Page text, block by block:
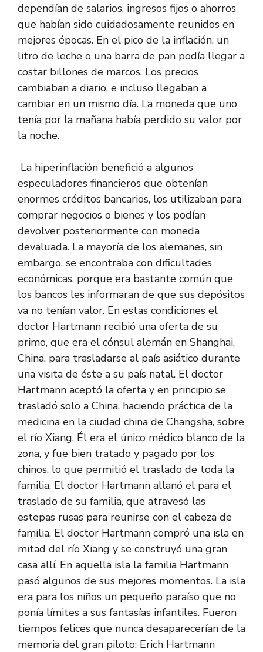
dependían de salarios, ingresos fijos o ahorros
que habían sido cuidadosamente reunidos en
mejores épocas. En el pico de la inflación, un
litro de leche o una barra de pan podía llegar a
costar billones de marcos. Los precios
cambiaban a diario, e incluso llegaban a
cambiar en un mismo día. La moneda que uno
tenía por la mañana había perdido su valor por
la noche.
La hiperinflación benefició a algunos
especuladores financieros que obtenían
enormes créditos bancarios, los utilizaban para
comprar negocios o bienes y los podían
devolver posteriormente con moneda
devaluada. La mayoría de los alemanes, sin
embargo, se encontraba con dificultades
económicas, porque era bastante común que
los bancos les informaran de que sus depósitos
va no tenían valor. En estas condiciones el
doctor Hartmann recibió una oferta de su
primo, que era el cónsul alemán en Shanghai,
China, para trasladarse al país asiático durante
una visita de éste a su país natal. El doctor
Hartmann aceptó la oferta y en principio se
trasladó solo a China, haciendo práctica de la
medicina en la ciudad china de Changsha, sobre
el río Xiang. Él era el único médico blanco de la
zona, y fue bien tratado y pagado por los
chinos, lo que permitió el traslado de toda la
familia. El doctor Hartmann allanó el para el
traslado de su familia, que atravesó las
estepas rusas para reunirse con el cabeza de
familia. El doctor Hartmann compró una isla en
mitad del río Xiang y se construyó una gran
casa allí. En aquella isla la familia Hartmann
pasó algunos de sus mejores momentos. La isla
era para los niños un pequeño paraíso que no
ponía límites a sus fantasías infantiles. Fueron
tiempos felices que nunca desaparecerían de la
memoria del gran piloto: Erich Hartmann